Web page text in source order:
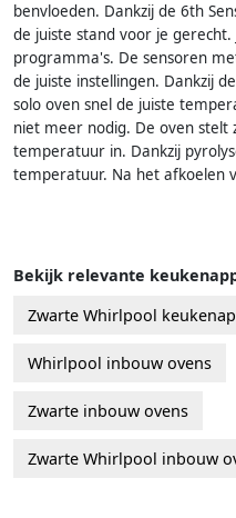
benvloeden. Dankzij de 6th
de juiste stand voor je
programma's. De sensoren
de juiste instellingen. Dankzij
solo oven snel de juiste
niet meer nodig. De oven stelt
temperatuur in. Dankzij
temperatuur. Na het afkoelen
Bekijk relevante
Zwarte Whirlpool
Whirlpool inbouw ovens
Zwarte inbouw ovens
Zwarte Whirlpool inbouw